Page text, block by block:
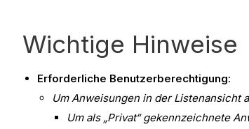
Wichtige Hinweise
Erforderliche Benutzerberechtigung:
Um Anweisungen in der Listenansicht
Um als „Privat“ gekennzeichnete